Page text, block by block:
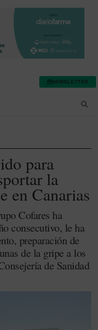
NEWSLETTER
para
la
en Canarias
Cofares ha
consecutivo, le ha
preparación de
de la gripe a los
de Sanidad